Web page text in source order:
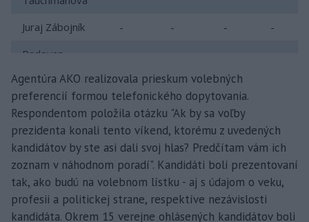
Agentúra AKO realizovala prieskum volebných
preferencií formou telefonického dopytovania.
Respondentom položila otázku "Ak by sa voľby
prezidenta konali tento víkend, ktorému z uvedených
kandidátov by ste asi dali svoj hlas? Predčítam vám ich
zoznam v náhodnom poradí". Kandidáti boli prezentovaní
tak, ako budú na volebnom lístku - aj s údajom o veku,
profesii a politickej strane, respektíve nezávislosti
kandidáta. Okrem 15 verejne ohlásených kandidátov boli